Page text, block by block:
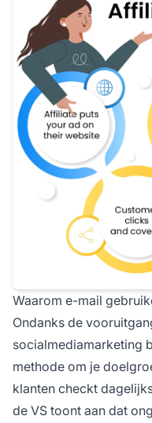
Waarom e-mail
Ondanks de
socialmediamarketing
methode om je
klanten checkt
de VS toont aan dat